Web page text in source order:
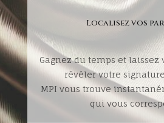
Localisez vos
Gagnez du temps et
révéler votre
MPI vous trouve
qui vous